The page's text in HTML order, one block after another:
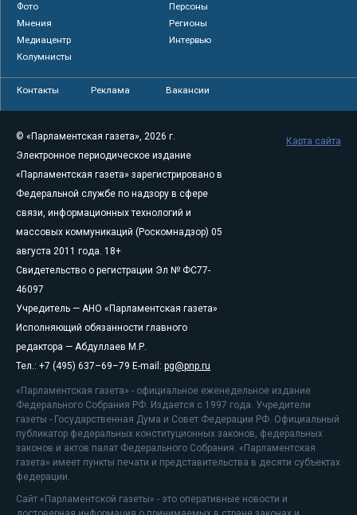
Фото
Персоны
Мнения
Регионы
Медиацентр
Интервью
Колумнисты
Контакты Реклама Вакансии
© «Парламентская газета», 2026 г.
Электронное периодическое издание
«Парламентская газета» зарегистрировано в
Федеральной службе по надзору в сфере
связи, информационных технологий и
массовых коммуникаций (Роскомнадзор) 05
августа 2011 года. 18+
Свидетельство о регистрации Эл № ФС77-
46097
Учредитель — АНО «Парламентская газета»
Исполняющий обязанности главного
редактора — Абдуллаев М.Р.
Тел.: +7 (495) 637–69–79 E-mail: pg@pnp.ru
«Парламентская газета» - официальное еженедельное издание
Федерального Собрания РФ. Издается с 1997 года. Учредители
газеты - Государственная Дума и Совет Федерации РФ. Официальный
публикатор федеральных конституционных законов, федеральных
законов и актов палат Федерального Собрания. «Парламентская
газета» имеет пункты печати и представительства в десяти субъектах
федерации.
Сайт «Парламентской газеты» - это оперативные новости и
Карта сайта